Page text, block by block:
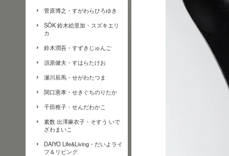
菅原博之・すがわらひろゆき
SŌK 鈴木絵里加・スズキエリ
カ
鈴木潤吾・すずきじゅんご
須原健夫・すはらたけお
瀬川辰馬・せがわたつま
関口憲孝・せきぐちのりたか
千田稚子・せんだわかこ
素数 出澤麻衣子・そすう いで
ざわまいこ
DAIYO Life&Living・だいよライ
フ＆リビング